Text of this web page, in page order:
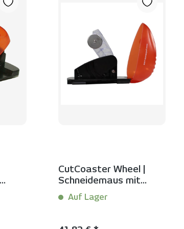
CutCoaster Wheel |
Schneidemaus mit
Rundklinge
Auf Lager